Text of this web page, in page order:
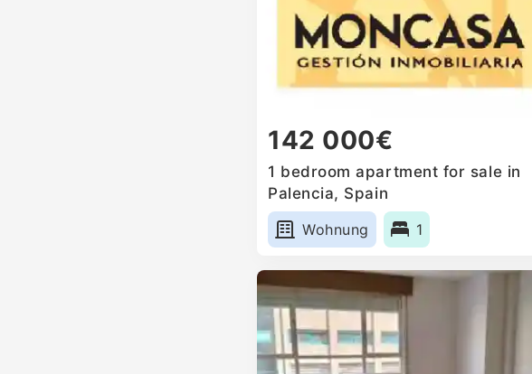
142 000€
1 bedroom apartment for sale in
Palencia, Spain
Wohnung
1